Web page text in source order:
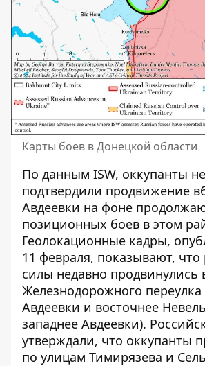
Карты боев в Донецкой области
По данным ISW, оккупанты
подтвердили продвижение
Авдеевки на фоне
позиционных боев в этом
Геолокационные кадры,
11 февраля, показывают, что
силы недавно продвинулись
Железнодорожного переулка
Авдеевки и восточнее
западнее Авдеевки).
утверждали, что оккупанты
по улицам Тимирязева и